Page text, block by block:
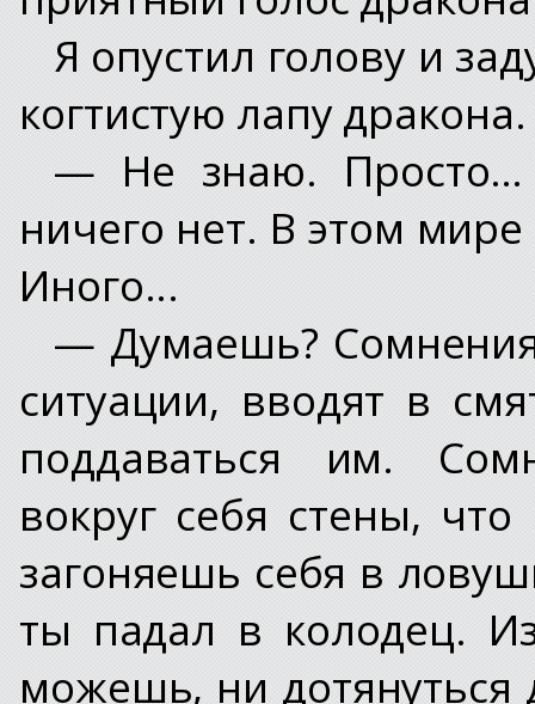
Я опустил голову и
когтистую лапу дракона.
— Не знаю. Просто…
ничего нет. В этом
Иного...
— Думаешь?
ситуации, вводят в
поддаваться им.
вокруг себя стены,
загоняешь себя в
ты падал в колодец.
можешь, ни дотянуться